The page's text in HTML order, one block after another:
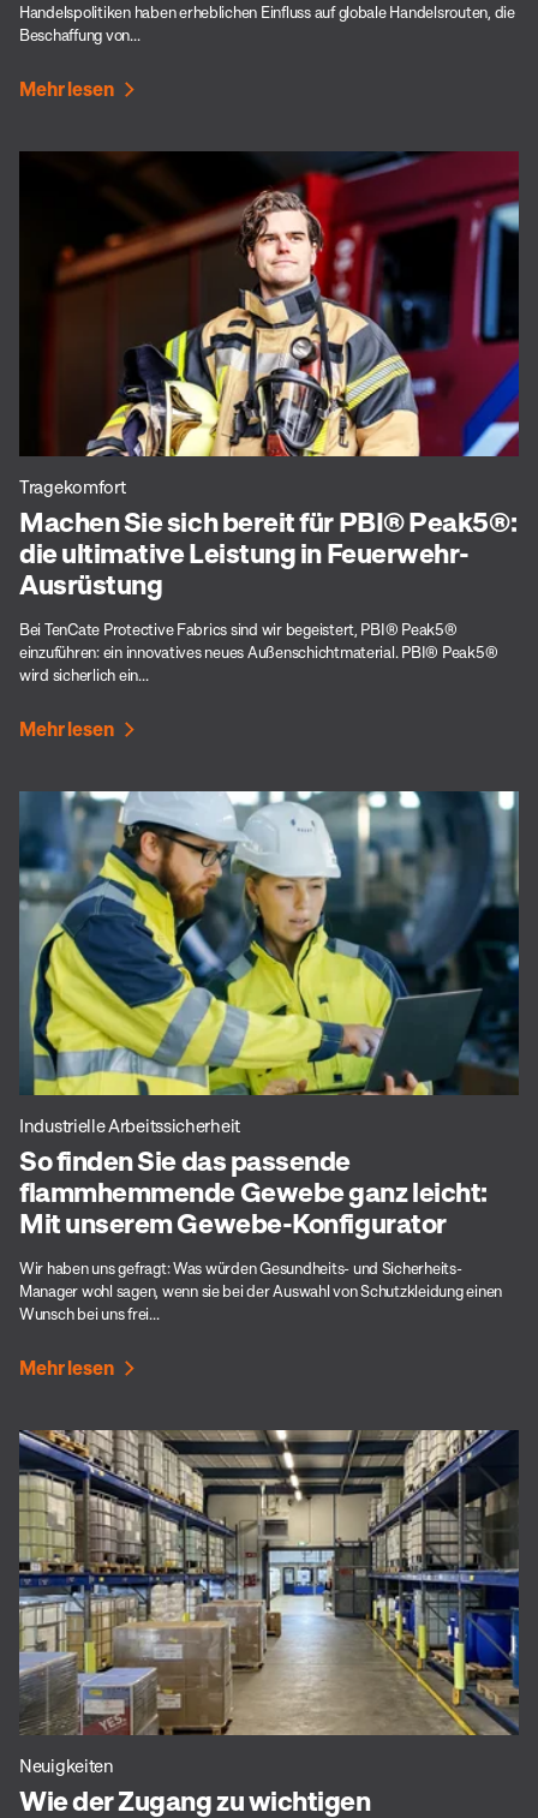
Handelspolitiken haben erheblichen Einfluss auf globale Handelsrouten, die
Beschaffung von...
Mehr lesen
Tragekomfort
Machen Sie sich bereit für PBI® Peak5®:
die ultimative Leistung in Feuerwehr-
Ausrüstung
Bei TenCate Protective Fabrics sind wir begeistert, PBI® Peak5®
einzuführen: ein innovatives neues Außenschichtmaterial. PBI® Peak5®
wird sicherlich ein...
Mehr lesen
Industrielle Arbeitssicherheit
So finden Sie das passende
flammhemmende Gewebe ganz leicht:
Mit unserem Gewebe-Konfigurator
Wir haben uns gefragt: Was würden Gesundheits- und Sicherheits-
Manager wohl sagen, wenn sie bei der Auswahl von Schutzkleidung einen
Wunsch bei uns frei...
Mehr lesen
Neuigkeiten
Wie der Zugang zu wichtigen